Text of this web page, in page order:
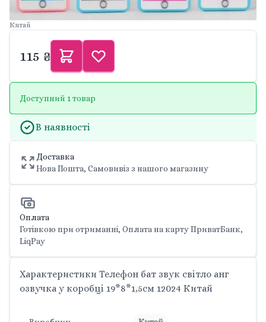
Китай
115 ₴
Доступний 1 товар
В наявності
Доставка
Нова Пошта, Самовивіз з нашого магазину
Оплата
Готівкою при отриманні, Оплата на карту ПриватБанк,
LiqPay
Характеристики Телефон бат звук світло анг
озвучка у коробці 19*8*1,5см 12024 Китай